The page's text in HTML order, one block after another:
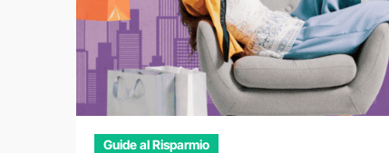
Guide al Risparmio